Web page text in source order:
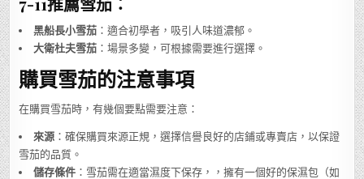
黑船長小雪茄 ：適合初學者，吸引人味道濃郁。
大衛杜夫雪茄 ：場景多變，可根據需要進行選擇。
購買雪茄的注意事項
在購買雪茄時，有幾個要點需要注意：
來源 ：確保購買來源正規，選擇信譽良好的店鋪或專賣店，以保證
雪茄的品質。
儲存條件 ：雪茄需在適當濕度下保存，，擁有一個好的保濕包（如